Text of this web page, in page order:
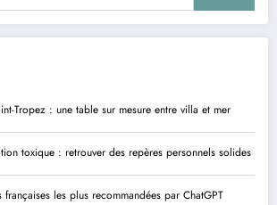
Tropez : une table sur mesure entre villa et mer
toxique : retrouver des repères personnels solides
françaises les plus recommandées par ChatGPT